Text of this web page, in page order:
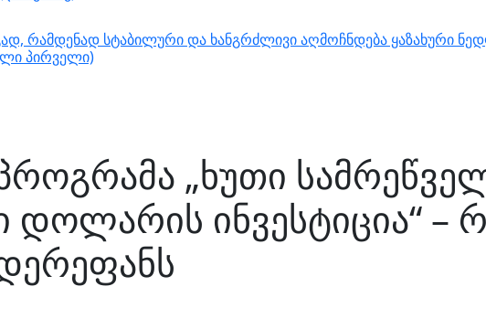
რამდენად სტაბილური და ხანგრძლივი აღმოჩნდება ყაზახური
პირველი)
„ხუთი
ინვესტიცია“ –